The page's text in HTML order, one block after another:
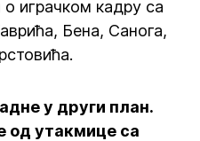
о играчком кадру са
Бена, Санога,
у други план.
од утакмице са